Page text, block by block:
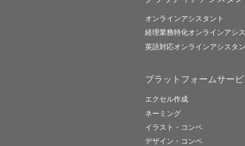
オンラインアシスタント
経理業務特化オンラインアシ
英語対応オンラインアシスタ
プラットフォームサービ
エクセル作成
ネーミング
イラスト・コンペ
デザイン・コンペ